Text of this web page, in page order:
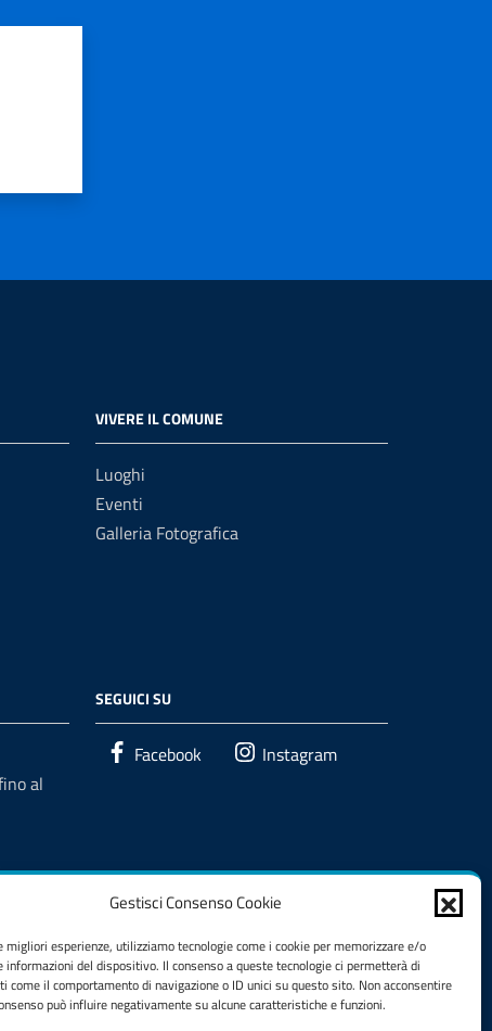
Gestisci Consenso Cookie
migliori esperienze, utilizziamo tecnologie come i cookie per memorizzare e/o
informazioni del dispositivo. Il consenso a queste tecnologie ci permetterà di
come il comportamento di navigazione o ID unici su questo sito. Non acconsentire
può influire negativamente su alcune caratteristiche e funzioni.
VIVERE IL COMUNE
Luoghi
Eventi
Galleria Fotografica
al
SEGUICI SU
Facebook Instagram